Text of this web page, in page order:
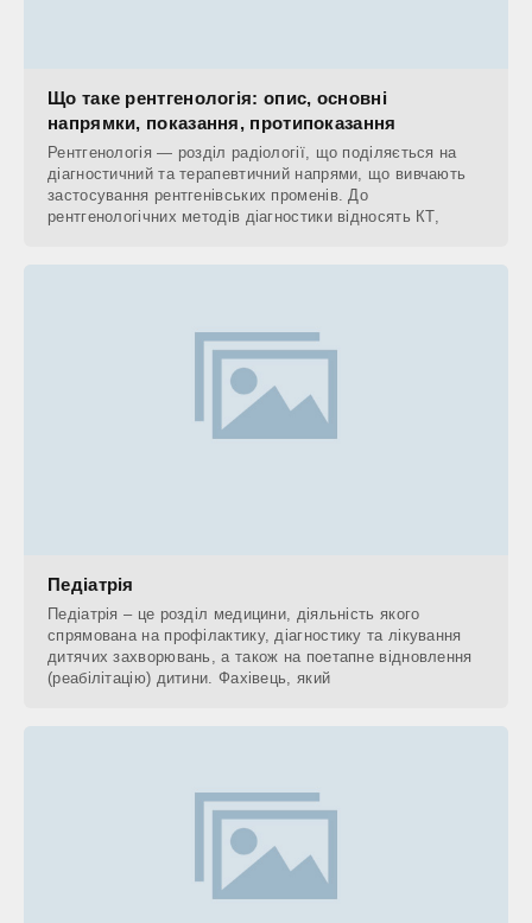
Що таке рентгенологія: опис, основні
напрямки, показання, протипоказання
Рентгенологія — розділ радіології, що поділяється на
діагностичний та терапевтичний напрями, що вивчають
застосування рентгенівських променів. До
рентгенологічних методів діагностики відносять КТ,
Педіатрія
Педіатрія – це розділ медицини, діяльність якого
спрямована на профілактику, діагностику та лікування
дитячих захворювань, а також на поетапне відновлення
(реабілітацію) дитини. Фахівець, який